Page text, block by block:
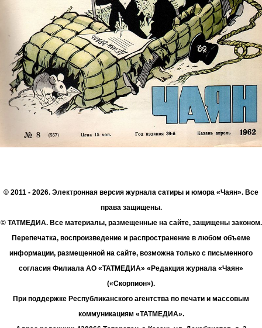
© 2011 - 2026. Электронная версия журнала сатиры и юмора «Чаян». Все
права защищены.
© ТАТМЕДИА. Все материалы, размещенные на сайте, защищены законом.
Перепечатка, воспроизведение и распространение в любом объеме
информации, размещенной на сайте, возможна только с письменного
согласия Филиала АО «ТАТМЕДИА» «Редакция журнала «Чаян»
(«Скорпион»).
При поддержке Республиканского агентства по печати и массовым
коммуникациям «ТАТМЕДИА».